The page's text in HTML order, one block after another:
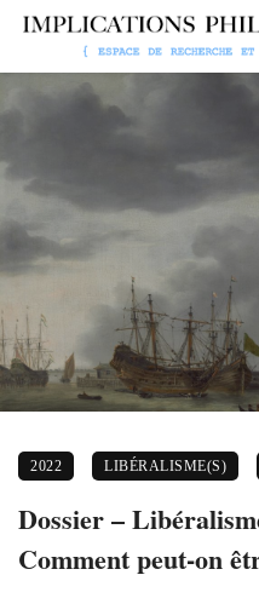
2022 LIBÉRALISME(S)
Dossier –
Comment peut-on